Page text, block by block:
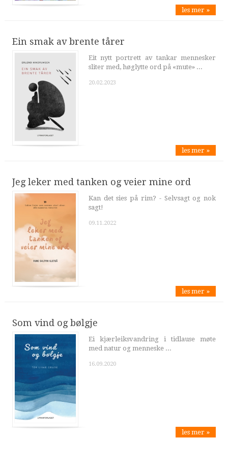
les mer »
Ein smak av brente tårer
Eit nytt portrett av tankar mennesker
sliter med, høglytte ord på «mute» ...
20.02.2023
les mer »
Jeg leker med tanken og veier mine ord
Kan det sies på rim? - Selvsagt og nok
sagt!
09.11.2022
les mer »
Som vind og bølgje
Ei kjærleiksvandring i tidlause møte
med natur og menneske ...
16.09.2020
les mer »